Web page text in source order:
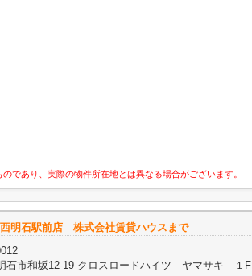
であり、実際の物件所在地とは異なる場合がございます。
明石駅前店 株式会社賃貸ハウスまで
石市和坂12-19 クロスロードハイツ ヤマサキ １F